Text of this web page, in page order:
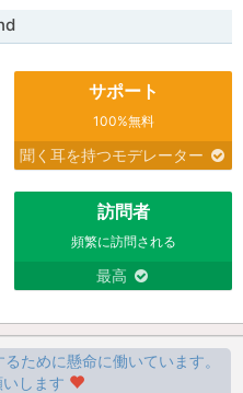
サポート
100%無料
聞く耳を持つモデレーター
訪問者
頻繁に訪問される
最高
ために懸命に働いています。
します